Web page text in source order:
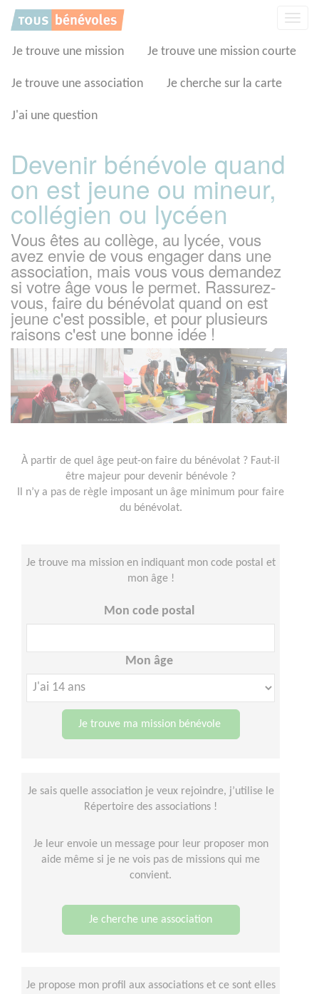
Je trouve une mission Je trouve une mission courte
Je trouve une association Je cherche sur la carte
J'ai une question
Devenir bénévole quand
on est jeune ou mineur,
collégien ou lycéen
Vous êtes au collège, au lycée, vous
avez envie de vous engager dans une
association, mais vous vous demandez
si votre âge vous le permet. Rassurez-
vous, faire du bénévolat quand on est
jeune c'est possible, et pour plusieurs
raisons c'est une bonne idée !
À partir de quel âge peut-on faire du bénévolat ? Faut-il
être majeur pour devenir bénévole ?
Il n’y a pas de règle imposant un âge minimum pour faire
du bénévolat.
Je trouve ma mission en indiquant mon code postal et
mon âge !
Mon code postal
Mon âge
Je trouve ma mission bénévole
Je sais quelle association je veux rejoindre, j’utilise le
Répertoire des associations !
Je leur envoie un message pour leur proposer mon
aide même si je ne vois pas de missions qui me
convient.
Je cherche une association
Je propose mon profil aux associations et ce sont elles
Panneau de gestion des cookies